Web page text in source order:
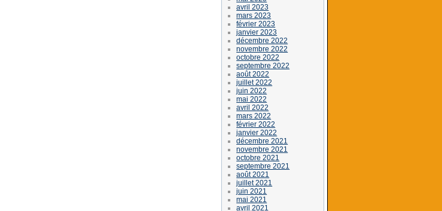
avril 2023
mars 2023
février 2023
janvier 2023
décembre 2022
novembre 2022
octobre 2022
septembre 2022
août 2022
juillet 2022
juin 2022
mai 2022
avril 2022
mars 2022
février 2022
janvier 2022
décembre 2021
novembre 2021
octobre 2021
septembre 2021
août 2021
juillet 2021
juin 2021
mai 2021
avril 2021